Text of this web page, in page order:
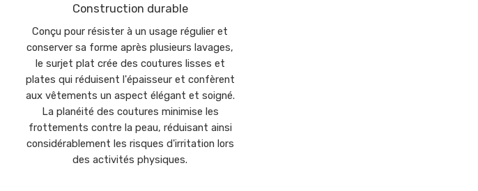
Construction durable
Conçu pour résister à un usage régulier et
conserver sa forme après plusieurs lavages,
le surjet plat crée des coutures lisses et
plates qui réduisent l'épaisseur et confèrent
aux vêtements un aspect élégant et soigné.
La planéité des coutures minimise les
frottements contre la peau, réduisant ainsi
considérablement les risques d'irritation lors
des activités physiques.